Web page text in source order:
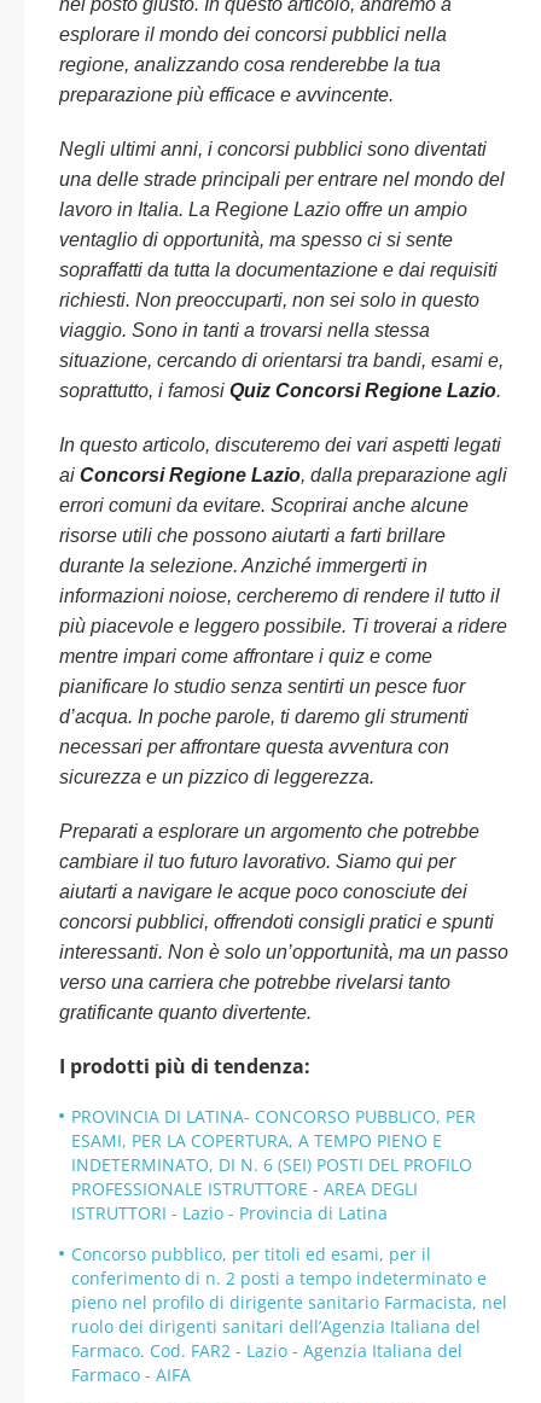
nel posto giusto. In questo articolo, andremo a
esplorare il mondo dei concorsi pubblici nella
regione, analizzando cosa renderebbe la tua
preparazione più efficace e avvincente.
Negli ultimi anni, i concorsi pubblici sono diventati
una delle strade principali per entrare nel mondo del
lavoro in Italia. La Regione Lazio offre un ampio
ventaglio di opportunità, ma spesso ci si sente
sopraffatti da tutta la documentazione e dai requisiti
richiesti. Non preoccuparti, non sei solo in questo
viaggio. Sono in tanti a trovarsi nella stessa
situazione, cercando di orientarsi tra bandi, esami e,
soprattutto, i famosi Quiz Concorsi Regione Lazio.
In questo articolo, discuteremo dei vari aspetti legati
ai Concorsi Regione Lazio, dalla preparazione agli
errori comuni da evitare. Scoprirai anche alcune
risorse utili che possono aiutarti a farti brillare
durante la selezione. Anziché immergerti in
informazioni noiose, cercheremo di rendere il tutto il
più piacevole e leggero possibile. Ti troverai a ridere
mentre impari come affrontare i quiz e come
pianificare lo studio senza sentirti un pesce fuor
d’acqua. In poche parole, ti daremo gli strumenti
necessari per affrontare questa avventura con
sicurezza e un pizzico di leggerezza.
Preparati a esplorare un argomento che potrebbe
cambiare il tuo futuro lavorativo. Siamo qui per
aiutarti a navigare le acque poco conosciute dei
concorsi pubblici, offrendoti consigli pratici e spunti
interessanti. Non è solo un’opportunità, ma un passo
verso una carriera che potrebbe rivelarsi tanto
gratificante quanto divertente.
I prodotti più di tendenza:
PROVINCIA DI LATINA- CONCORSO PUBBLICO, PER
ESAMI, PER LA COPERTURA, A TEMPO PIENO E
INDETERMINATO, DI N. 6 (SEI) POSTI DEL PROFILO
PROFESSIONALE ISTRUTTORE - AREA DEGLI
ISTRUTTORI - Lazio - Provincia di Latina
Concorso pubblico, per titoli ed esami, per il
conferimento di n. 2 posti a tempo indeterminato e
pieno nel profilo di dirigente sanitario Farmacista, nel
ruolo dei dirigenti sanitari dell’Agenzia Italiana del
Farmaco. Cod. FAR2 - Lazio - Agenzia Italiana del
Farmaco - AIFA